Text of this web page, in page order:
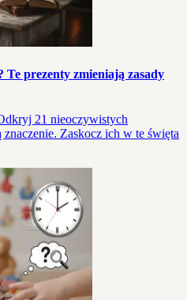
prezenty zmieniają zasady
21 nieoczywistych
Zaskocz ich w te święta